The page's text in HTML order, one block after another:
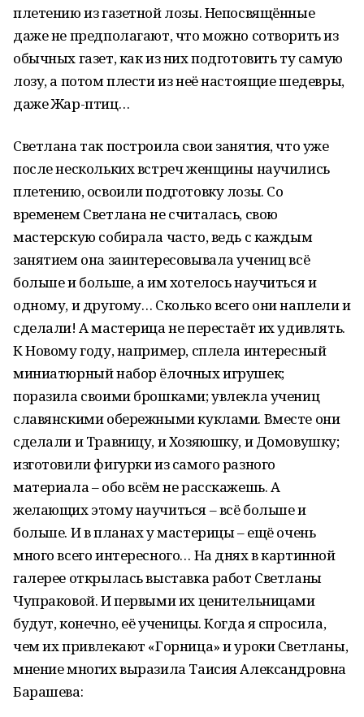
плетению из газетной лозы. Непосвящённые
даже не предполагают, что можно сотворить из
обычных газет, как из них подготовить ту самую
лозу, а потом плести из неё настоящие шедевры,
даже Жар-птиц…
Светлана так построила свои занятия, что уже
после нескольких встреч женщины научились
плетению, освоили подготовку лозы. Со
временем Светлана не считалась, свою
мастерскую собирала часто, ведь с каждым
занятием она заинтересовывала учениц всё
больше и больше, а им хотелось научиться и
одному, и другому… Сколько всего они наплели и
сделали! А мастерица не перестаёт их удивлять.
К Новому году, например, сплела интересный
миниатюрный набор ёлочных игрушек;
поразила своими брошками; увлекла учениц
славянскими обережными куклами. Вместе они
сделали и Травницу, и Хозяюшку, и Домовушку;
изготовили фигурки из самого разного
материала – обо всём не расскажешь. А
желающих этому научиться – всё больше и
больше. И в планах у мастерицы – ещё очень
много всего интересного… На днях в картинной
галерее открылась выставка работ Светланы
Чупраковой. И первыми их ценительницами
будут, конечно, её ученицы. Когда я спросила,
чем их привлекают «Горница» и уроки Светланы,
мнение многих выразила Таисия Александровна
Барашева: